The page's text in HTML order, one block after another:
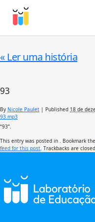
« Ler uma história
93
By Nicole Paulet | Published 18 de
93.mp3
“93”.
This entry was posted in . Bookmark the
feed for this post . Trackbacks are